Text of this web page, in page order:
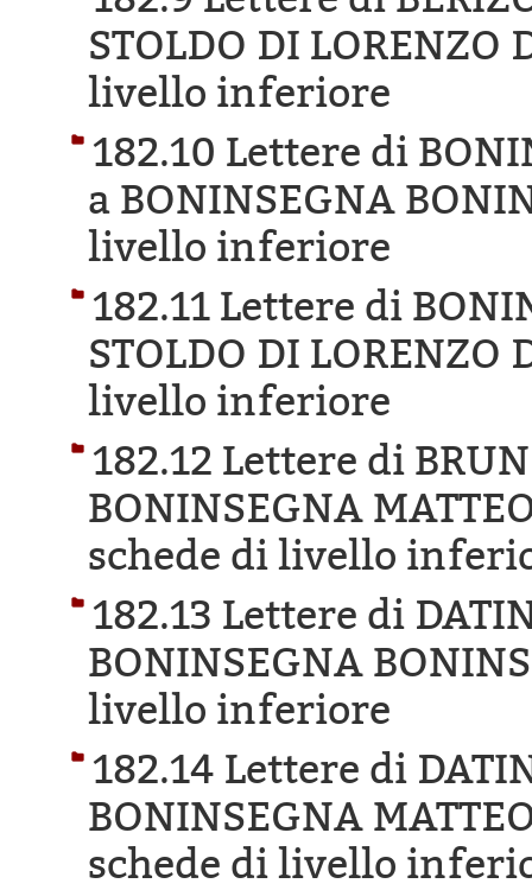
STOLDO DI LORENZO
livello inferiore
182.10 Lettere di
a BONINSEGNA
livello inferiore
182.11 Lettere di
STOLDO DI LORENZO
livello inferiore
182.12 Lettere di
BONINSEGNA
schede di livello
182.13 Lettere di
BONINSEGNA
livello inferiore
182.14 Lettere di
BONINSEGNA
schede di livello